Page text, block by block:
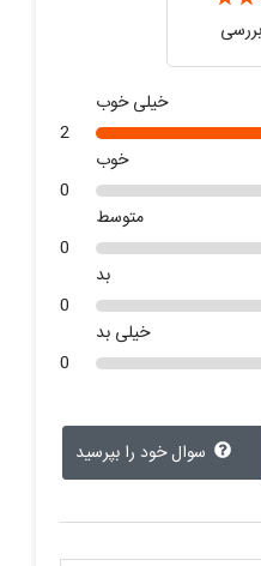
خیلی خوب
2
خوب
0
متوسط
0
بد
0
خیلی بد
0
سوال خود را بپرسید